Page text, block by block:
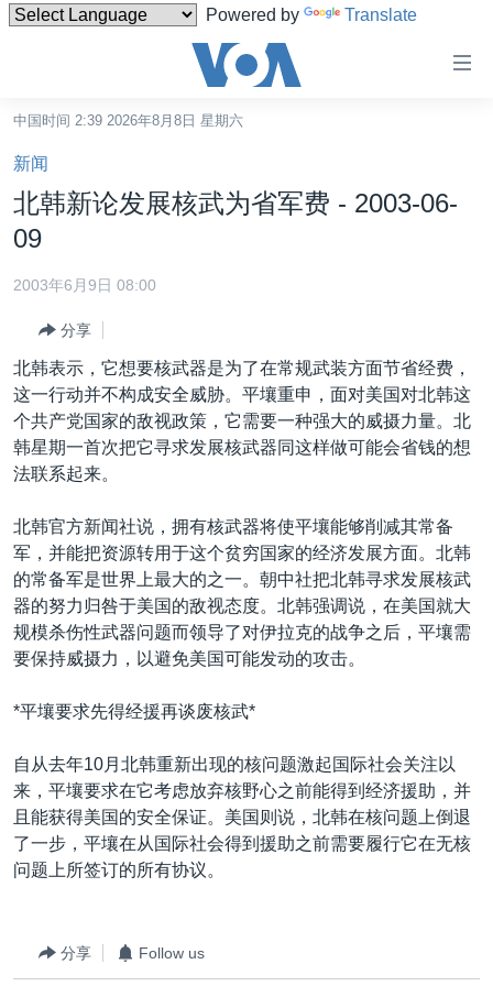
Powered by Translate
碍
链
接
跳
转
内
转
到
导
航
跳
到
检
索
国际
最新国际新闻
印太
中东
非洲
美洲
全球议题
分类新闻
经济·金融·贸易
人权·法律·宗教
军事
劳工
环境
美中关系
热点专题
国会报道
美中关系
美国建国250周年
埃博拉疫情
美国之音专访
台海两岸关系
南中国海争端
关注西藏
VOA今日焦点
中文广播
关注我们
其他语言网站
中国时间 2:39 2026年8月8日 星期六
新闻
北韩新论发展核武为省军费 - 2003-06-
09
2003年6月9日 08:00
分享
北韩表示，它想要核武器是为了在常规武装方面节省经费，
这一行动并不构成安全威胁。平壤重申，面对美国对北韩这
个共产党国家的敌视政策，它需要一种强大的威摄力量。北
韩星期一首次把它寻求发展核武器同这样做可能会省钱的想
法联系起来。
北韩官方新闻社说，拥有核武器将使平壤能够削减其常备
军，并能把资源转用于这个贫穷国家的经济发展方面。北韩
的常备军是世界上最大的之一。朝中社把北韩寻求发展核武
器的努力归咎于美国的敌视态度。北韩强调说，在美国就大
规模杀伤性武器问题而领导了对伊拉克的战争之后，平壤需
要保持威摄力，以避免美国可能发动的攻击。
*平壤要求先得经援再谈废核武*
自从去年10月北韩重新出现的核问题激起国际社会关注以
来，平壤要求在它考虑放弃核野心之前能得到经济援助，并
且能获得美国的安全保证。美国则说，北韩在核问题上倒退
了一步，平壤在从国际社会得到援助之前需要履行它在无核
问题上所签订的所有协议。
分享 Follow us